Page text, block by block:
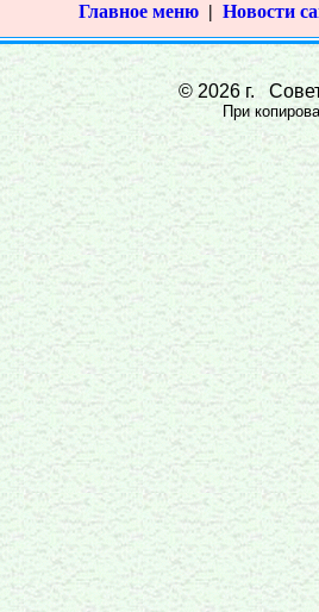
Главное меню | Новости
© 2026 г.
При